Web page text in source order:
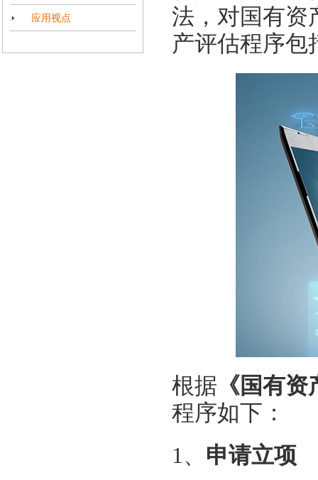
应用视点
法，对国有资
产评估程序包
根据 《国有
程序如下：
1、 申请立项